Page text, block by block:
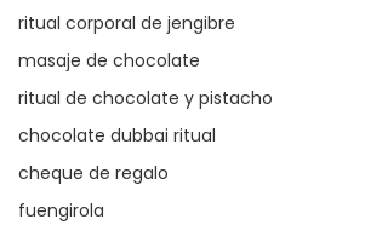
ritual corporal de jengibre
masaje de chocolate
ritual de chocolate y pistacho
chocolate dubbai ritual
cheque de regalo
fuengirola